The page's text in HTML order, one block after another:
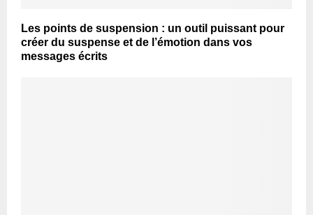
Les points de suspension : un outil puissant pour
créer du suspense et de l’émotion dans vos
messages écrits